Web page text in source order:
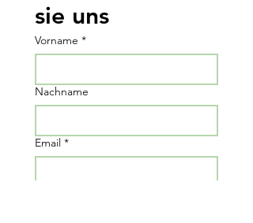
sie uns
Vorname *
Nachname
Email *